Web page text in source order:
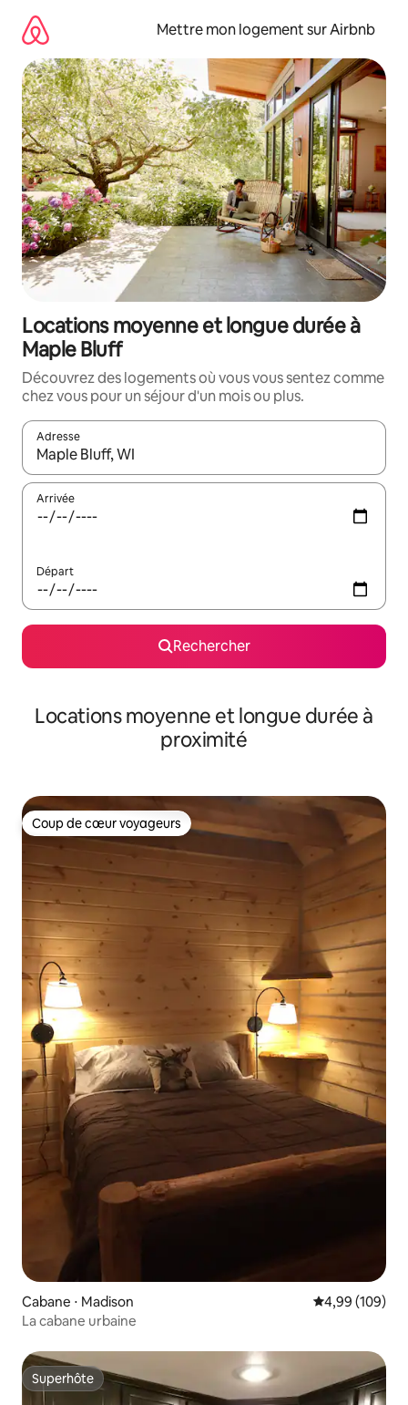
directement
contenu
Mettre mon logement sur Airbnb
Locations moyenne et longue durée à
Maple Bluff
Découvrez des logements où vous vous sentez comme
chez vous pour un séjour d'un mois ou plus.
Adresse
Lorsque les résultats s'affichent, utilisez les flèches vers le
Arrivée
Départ
Rechercher
Locations moyenne et longue durée à
proximité
Coup de cœur voyageurs
Coup de cœur voyageurs
Cabane ⋅ Madison Évaluation
4,99 (109)
La cabane urbaine
Superhôte
Superhôte